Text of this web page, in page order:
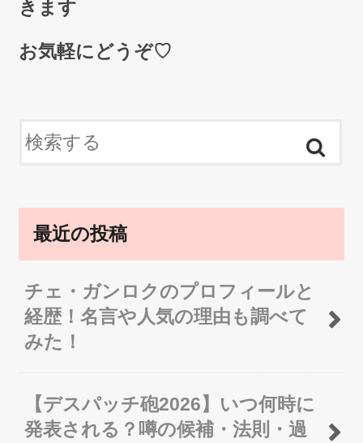
きます
お気軽にどうぞ♡
最近の投稿
チェ・ガンロクのプロフィールと
経歴！名言や人気の理由も調べて
みた！
【デスパッチ砲2026】いつ何時に
発表される？噂の候補・法則・過